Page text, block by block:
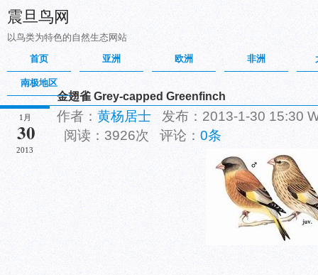
震旦鸟网
以鸟类为特色的自然生态网站
首页
亚洲 欧洲 非洲
南极地区
1月
30
2013
金翅雀 Grey-capped Greenfinch
作者： 黄杨居士 发布：2013-1-30 15:30
阅读：3926次 评论： 0条